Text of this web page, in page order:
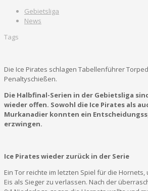
Gebietsliga
News
Tags
Die Ice Pirates schlagen Tabellenführer
Penaltyschießen.
Die Halbfinal-Serien in der Gebietsliga
wieder offen. Sowohl die Ice Pirates als
Murkanadier konnten ein
erzwingen.
Ice Pirates wieder zurück in der Serie
Ein Tor reichte im letzten Spiel für die Hornets,
Eis als Sieger zu verlassen. Nach der